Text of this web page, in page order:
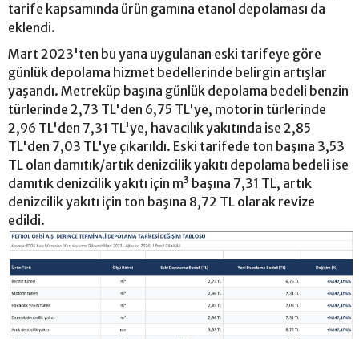
tarife kapsamında ürün gamına etanol depolaması da
eklendi.
Mart 2023'ten bu yana uygulanan eski tarifeye göre
günlük depolama hizmet bedellerinde belirgin artışlar
yaşandı. Metreküp başına günlük depolama bedeli benzin
türlerinde 2,73 TL'den 6,75 TL'ye, motorin türlerinde
2,96 TL'den 7,31 TL'ye, havacılık yakıtında ise 2,85
TL'den 7,03 TL'ye çıkarıldı. Eski tarifede ton başına 3,53
TL olan damıtık/artık denizcilik yakıtı depolama bedeli ise
damıtık denizcilik yakıtı için m³ başına 7,31 TL, artık
denizcilik yakıtı için ton başına 8,72 TL olarak revize
edildi.